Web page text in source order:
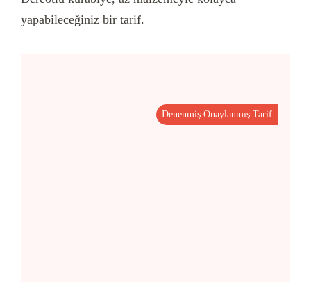
yapabileceğiniz bir tarif.
Denenmiş Onaylanmış Tarif